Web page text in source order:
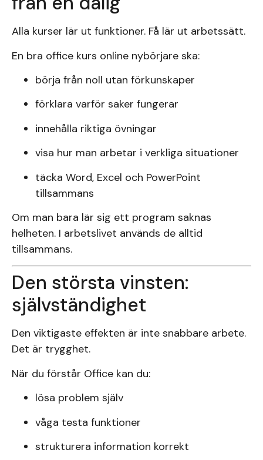
Alla kurser lär ut funktioner. Få lär ut arbetssätt.
En bra office kurs online nybörjare ska:
börja från noll utan förkunskaper
förklara varför saker fungerar
innehålla riktiga övningar
visa hur man arbetar i verkliga situationer
täcka Word, Excel och PowerPoint
tillsammans
Om man bara lär sig ett program saknas
helheten. I arbetslivet används de alltid
tillsammans.
Den största vinsten:
självständighet
Den viktigaste effekten är inte snabbare arbete.
Det är trygghet.
När du förstår Office kan du:
lösa problem själv
våga testa funktioner
strukturera information korrekt